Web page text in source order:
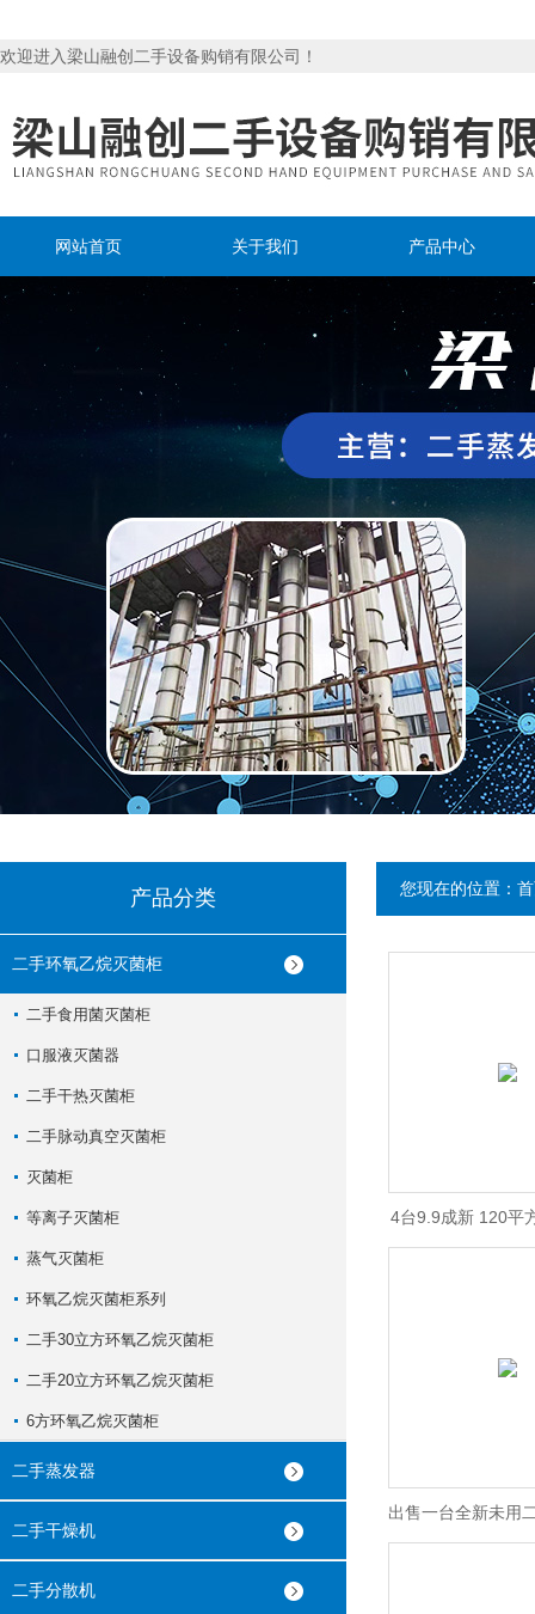
欢迎进入梁山融创二手设备购销有限公司！
网站首页 关于我们 产品中心
产品分类
二手环氧乙烷灭菌柜
二手食用菌灭菌柜
口服液灭菌器
二手干热灭菌柜
二手脉动真空灭菌柜
灭菌柜
等离子灭菌柜
蒸气灭菌柜
环氧乙烷灭菌柜系列
二手30立方环氧乙烷灭菌柜
二手20立方环氧乙烷灭菌柜
6方环氧乙烷灭菌柜
二手蒸发器
二手干燥机
二手分散机
您现在的位置：
4台9.9成新 120平
出售一台全新未用